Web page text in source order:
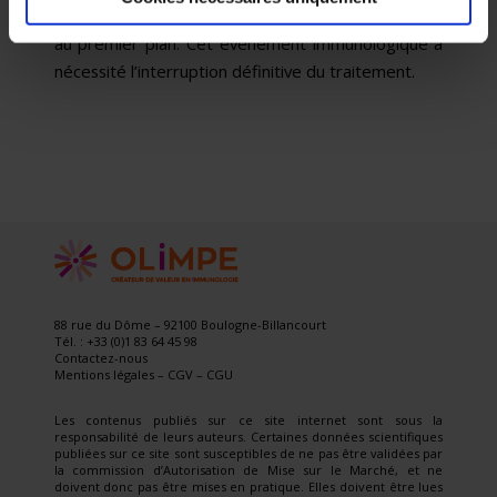
au premier plan. Cet événement immunologique a
nécessité l’interruption définitive du traitement.
88 rue du Dôme – 92100 Boulogne-Billancourt
Tél. : +33 (0)1 83 64 45 98
Contactez-nous
Mentions légales– CGV– CGU
Les contenus publiés sur ce site internet sont sous la
responsabilité de leurs auteurs. Certaines données scientifiques
publiées sur ce site sont susceptibles de ne pas être validées par
la commission d’Autorisation de Mise sur le Marché, et ne
doivent donc pas être mises en pratique. Elles doivent être lues